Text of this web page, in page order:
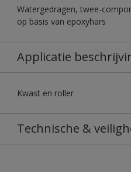
Watergedragen, twee-
op basis van epoxyhars
Applicatie
Kwast en roller
Technische &